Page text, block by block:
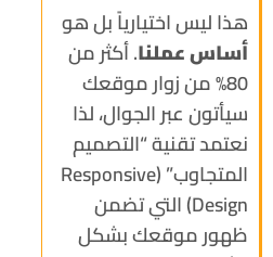
هذا ليس اختيارياً بل هو
أساس عملنا. أكثر من
80% من زوار موقعك
سيأتون عبر الجوال، لذا
نعتمد تقنية “التصميم
المتجاوب” (Responsive
Design) التي تضمن
ظهور موقعك بشكل